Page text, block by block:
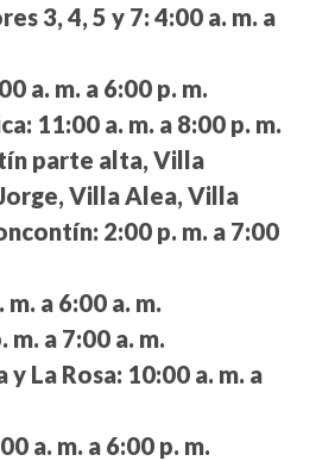
3, 4, 5 y 7: 4:00 a. m. a
a. m. a 6:00 p. m.
11:00 a. m. a 8:00 p. m.
parte alta, Villa
Villa Alea, Villa
2:00 p. m. a 7:00
m. a 6:00 a. m.
m. a 7:00 a. m.
y La Rosa: 10:00 a. m. a
a. m. a 6:00 p. m.